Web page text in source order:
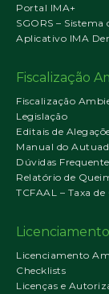
Portal IMA+
SGORS –
Aplicativo IMA
Fiscalização
Fiscalização
Legislação
Editais de
Manual do
Dúvidas
Relatório de
TCFAAL – Taxa
Licenciamento
Checklists
Licenças e